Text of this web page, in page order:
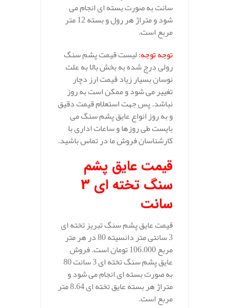
سانت به صورت بسته ای انجام می
شود و متراژ هر رول و بسته 12 متر
مربع است.
توجه توجه:لیست قیمت پشم سنگ
رولی درج شده به بخش بالا به علت
نوسان بسیار زیاد قیمت ارز دچار
تغییر می شود و ممکن است به روز
نباشد. پس جهت استعلام قیمت دقیق
و به روز انواع عایق پشم سنگ می
بایست طی روزها و ساعات اداری با
کارشناسان فروش ما در تماس باشید.
قیمت عایق پشم
سنگ تخته ای 3
سانت
قیمت عایق پشم سنگ تبریز تخته ای
3 سانتی متر دانسیته 80 در هر متر
مربع 106.000 تومان است. فروش
عایق پشم سنگ تخته ای 3 سانت 80
به صورت بسته ای انجام می شود و
متراژ هر بسته عایق تخته ای 8.64 متر
مربع است.